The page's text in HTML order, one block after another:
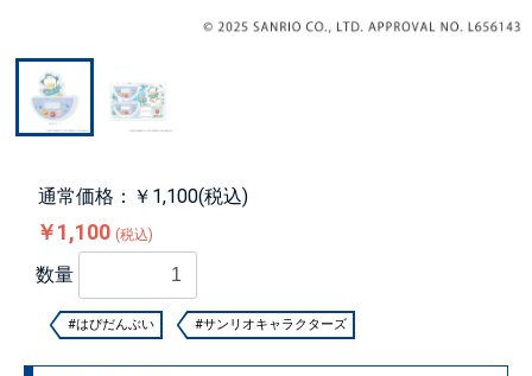
通常価格：￥1,100(税込)
￥1,100 (税込)
数量
#はぴだんぶい #サンリオキャラクターズ